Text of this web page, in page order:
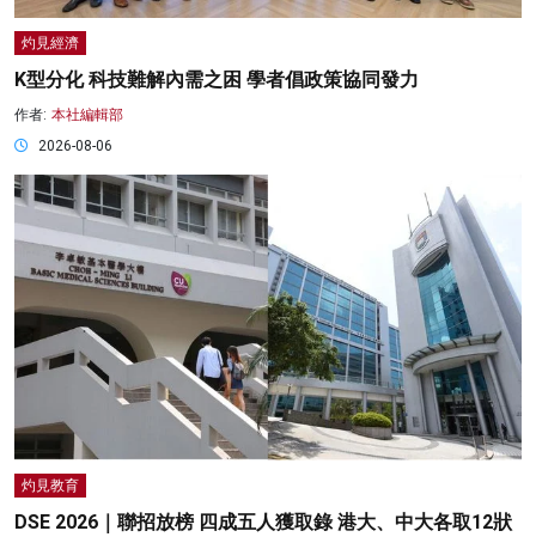
灼見經濟
K型分化 科技難解內需之困 學者倡政策協同發力
作者: 本社編輯部
2026-08-06
灼見教育
DSE 2026｜聯招放榜 四成五人獲取錄 港大、中大各取12狀